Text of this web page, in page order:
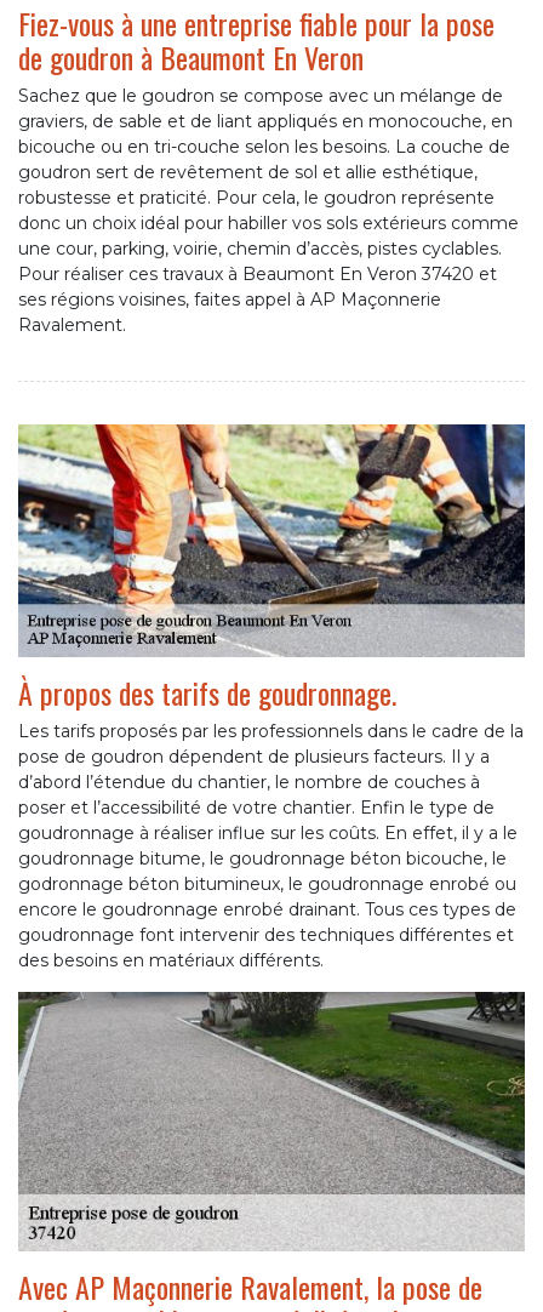
Fiez-vous à une entreprise fiable pour la pose
de goudron à Beaumont En Veron
Sachez que le goudron se compose avec un mélange de
graviers, de sable et de liant appliqués en monocouche, en
bicouche ou en tri-couche selon les besoins. La couche de
goudron sert de revêtement de sol et allie esthétique,
robustesse et praticité. Pour cela, le goudron représente
donc un choix idéal pour habiller vos sols extérieurs comme
une cour, parking, voirie, chemin d’accès, pistes cyclables.
Pour réaliser ces travaux à Beaumont En Veron 37420 et
ses régions voisines, faites appel à AP Maçonnerie
Ravalement.
À propos des tarifs de goudronnage.
Les tarifs proposés par les professionnels dans le cadre de la
pose de goudron dépendent de plusieurs facteurs. Il y a
d’abord l’étendue du chantier, le nombre de couches à
poser et l’accessibilité de votre chantier. Enfin le type de
goudronnage à réaliser influe sur les coûts. En effet, il y a le
goudronnage bitume, le goudronnage béton bicouche, le
godronnage béton bitumineux, le goudronnage enrobé ou
encore le goudronnage enrobé drainant. Tous ces types de
goudronnage font intervenir des techniques différentes et
des besoins en matériaux différents.
Avec AP Maçonnerie Ravalement, la pose de